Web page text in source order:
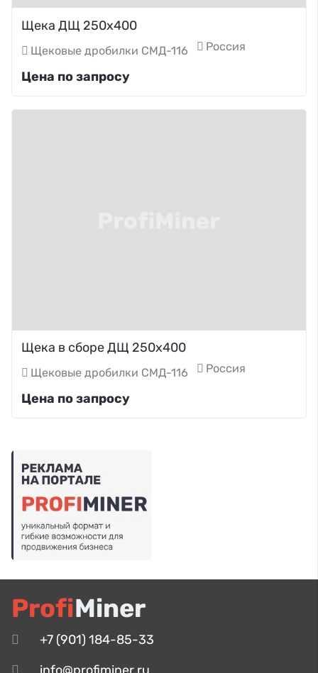
Щека ДЩ 250х400
Щековые дробилки СМД-116 Россия
Цена по запросу
Щека в сборе ДЩ 250х400
Щековые дробилки СМД-116 Россия
Цена по запросу
ProfiMiner
+7 (901) 184-85-33